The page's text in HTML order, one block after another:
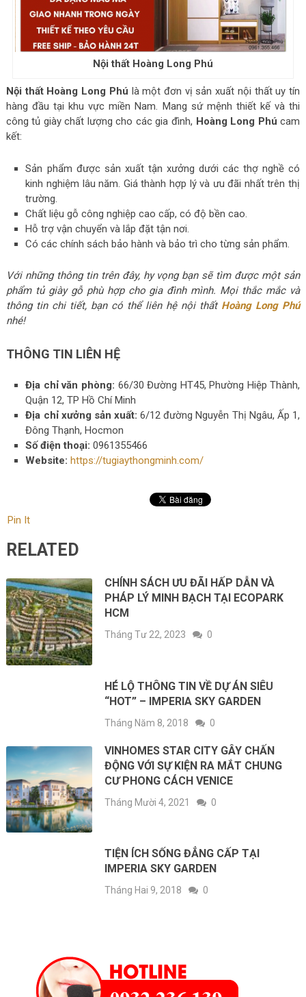
Nội thất Hoàng Long Phú
Nội thất Hoàng Long Phú là một đơn vị sản xuất nội thất uy tín
hàng đầu tại khu vực miền Nam. Mang sứ mệnh thiết kế và thi
công tủ giày chất lượng cho các gia đình, Hoàng Long Phú cam
kết:
Sản phẩm được sản xuất tận xưởng dưới các thợ nghề có
kinh nghiệm lâu năm. Giá thành hợp lý và ưu đãi nhất trên thị
trường.
Chất liệu gỗ công nghiệp cao cấp, có độ bền cao.
Hỗ trợ vận chuyển và lắp đặt tận nơi.
Có các chính sách bảo hành và bảo trì cho từng sản phẩm.
Với những thông tin trên đây, hy vọng bạn sẽ tìm được một sản
phẩm tủ giày gỗ phù hợp cho gia đình mình. Mọi thắc mắc và
thông tin chi tiết, bạn có thể liên hệ nội thất Hoàng Long Phú
nhé!
THÔNG TIN LIÊN HỆ
Địa chỉ văn phòng: 66/30 Đường HT45, Phường Hiệp Thành,
Quận 12, TP Hồ Chí Minh
Địa chỉ xưởng sản xuất:6/12 đường Nguyễn Thị Ngâu, Ấp 1,
Đông Thạnh, Hocmon
Số điện thoại:0961355466
Website: https://tugiaythongminh.com/
Pin It
RELATED
CHÍNH SÁCH ƯU ĐÃI HẤP DẪN VÀ
PHÁP LÝ MINH BẠCH TẠI ECOPARK
HCM
Tháng Tư 22, 2023 0
HÉ LỘ THÔNG TIN VỀ DỰ ÁN SIÊU
“HOT” – IMPERIA SKY GARDEN
Tháng Năm 8, 2018 0
VINHOMES STAR CITY GÂY CHẤN
ĐỘNG VỚI SỰ KIỆN RA MẮT CHUNG
CƯ PHONG CÁCH VENICE
Tháng Mười 4, 2021 0
TIỆN ÍCH SỐNG ĐẲNG CẤP TẠI
IMPERIA SKY GARDEN
Tháng Hai 9, 2018 0